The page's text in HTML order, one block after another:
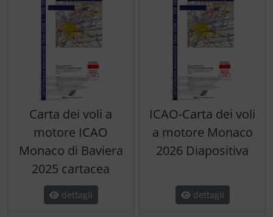
Carta dei voli a
motore ICAO
Monaco di Baviera
2025 cartacea
dettagli
ICAO-Carta dei voli
a motore Monaco
2026 Diapositiva
dettagli
Protezione e cura
Pulitore per zanzare
Speroni e ruote alari
Strumenti
Tapes e sintonizzazione
Trasponditore
Tubi, connettori....
Vessilli decorativi
Mappe di rilievo 3D